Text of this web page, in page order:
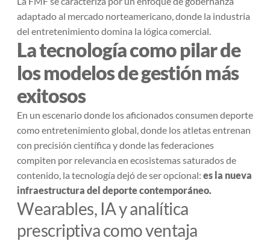
adaptado al mercado norteamericano, donde la industria
del entretenimiento domina la lógica comercial.
La tecnología como pilar de
los modelos de gestión más
exitosos
En un escenario donde los aficionados consumen deporte
como entretenimiento global, donde los atletas entrenan
con precisión científica y donde las federaciones
compiten por relevancia en ecosistemas saturados de
contenido, la tecnología dejó de ser opcional: es la nueva
infraestructura del deporte contemporáneo.
Wearables, IA y analítica
prescriptiva como ventaja